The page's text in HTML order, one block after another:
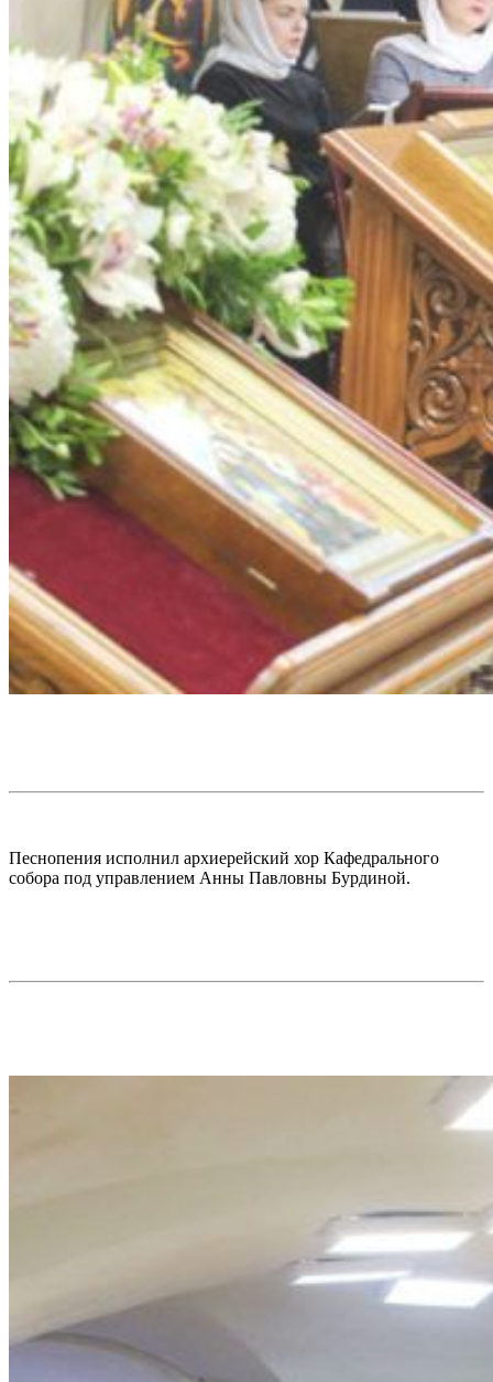
Песнопения исполнил архиерейский хор Кафедрального
собора под управлением Анны Павловны Бурдиной.